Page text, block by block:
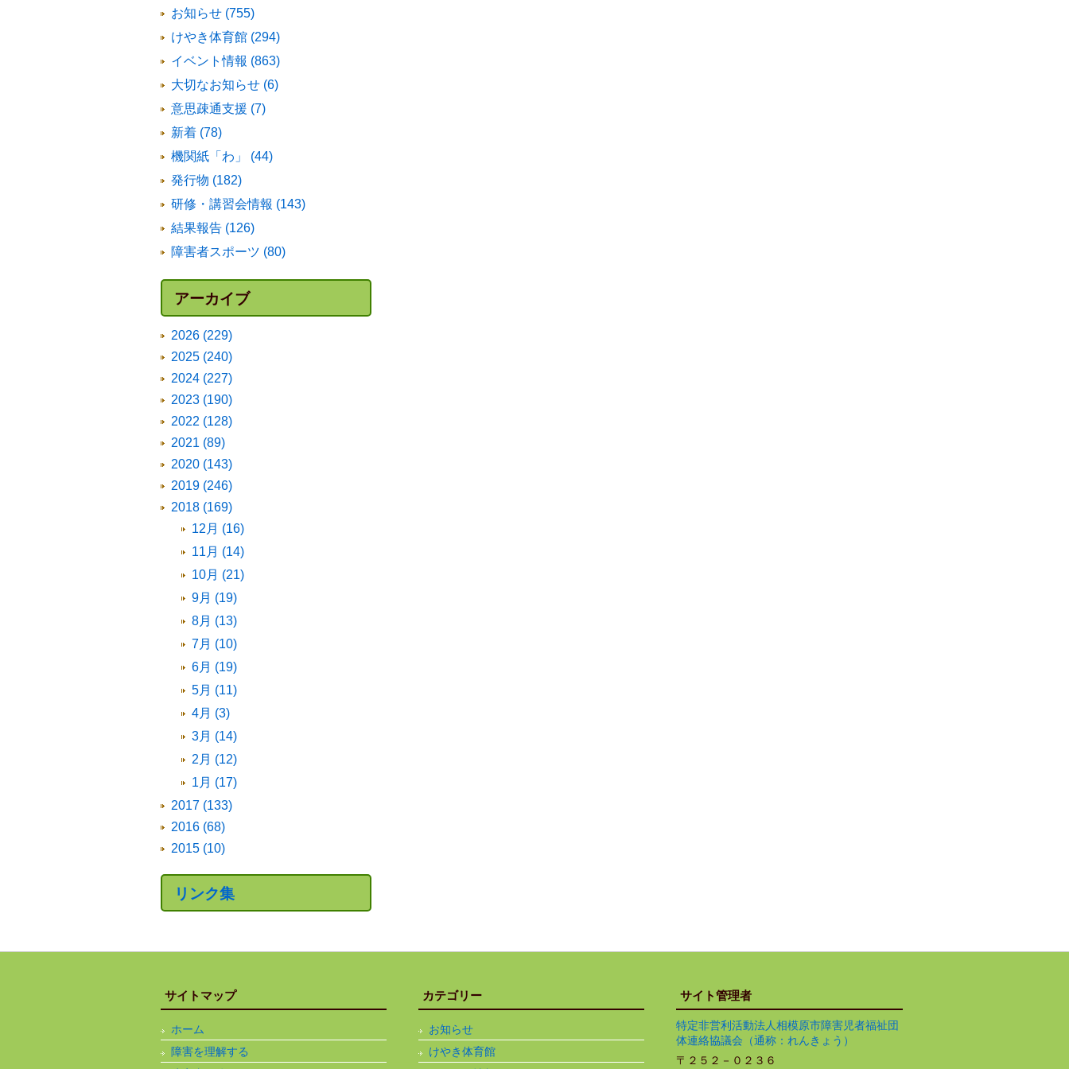
お知らせ (755)
けやき体育館 (294)
イベント情報 (863)
大切なお知らせ (6)
意思疎通支援 (7)
新着 (78)
機関紙「わ」 (44)
発行物 (182)
研修・講習会情報 (143)
結果報告 (126)
障害者スポーツ (80)
アーカイブ
2026 (229)
2025 (240)
2024 (227)
2023 (190)
2022 (128)
2021 (89)
2020 (143)
2019 (246)
2018 (169)
12月 (16)
11月 (14)
10月 (21)
9月 (19)
8月 (13)
7月 (10)
6月 (19)
5月 (11)
4月 (3)
3月 (14)
2月 (12)
1月 (17)
2017 (133)
2016 (68)
2015 (10)
リンク集
サイトマップ
ホーム
障害を理解する
カテゴリー
お知らせ
けやき体育館
サイト管理者
特定非営利活動法人相模原市障害児者福祉団
体連絡協議会（通称：れんきょう）
〒２５２－０２３６